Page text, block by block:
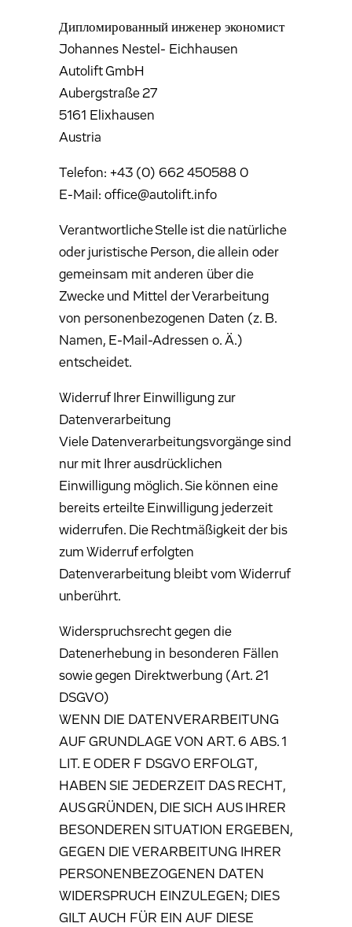
Дипломированный инженер экономист
Johannes Nestel- Eichhausen
Autolift GmbH
Aubergstraße 27
5161 Elixhausen
Austria
Telefon: +43 (0) 662 450588 0
E-Mail: office@autolift.info
Verantwortliche Stelle ist die natürliche
oder juristische Person, die allein oder
gemeinsam mit anderen über die
Zwecke und Mittel der Verarbeitung
von personenbezogenen Daten (z. B.
Namen, E-Mail-Adressen o. Ä.)
entscheidet.
Widerruf Ihrer Einwilligung zur
Datenverarbeitung
Viele Datenverarbeitungsvorgänge sind
nur mit Ihrer ausdrücklichen
Einwilligung möglich. Sie können eine
bereits erteilte Einwilligung jederzeit
widerrufen. Die Rechtmäßigkeit der bis
zum Widerruf erfolgten
Datenverarbeitung bleibt vom Widerruf
unberührt.
Widerspruchsrecht gegen die
Datenerhebung in besonderen Fällen
sowie gegen Direktwerbung (Art. 21
DSGVO)
WENN DIE DATENVERARBEITUNG
AUF GRUNDLAGE VON ART. 6 ABS. 1
LIT. E ODER F DSGVO ERFOLGT,
HABEN SIE JEDERZEIT DAS RECHT,
AUS GRÜNDEN, DIE SICH AUS IHRER
BESONDEREN SITUATION ERGEBEN,
GEGEN DIE VERARBEITUNG IHRER
PERSONENBEZOGENEN DATEN
WIDERSPRUCH EINZULEGEN; DIES
GILT AUCH FÜR EIN AUF DIESE